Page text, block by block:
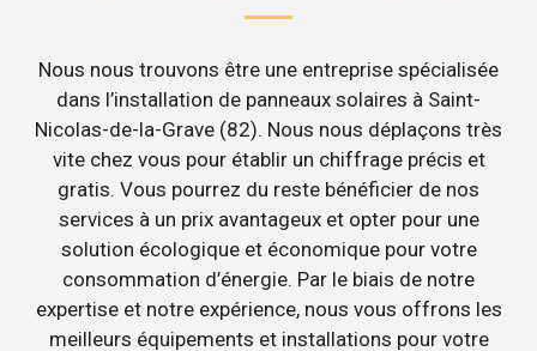
Nous nous trouvons être une entreprise spécialisée
dans l’installation de panneaux solaires à Saint-
Nicolas-de-la-Grave (82). Nous nous déplaçons très
vite chez vous pour établir un chiffrage précis et
gratis. Vous pourrez du reste bénéficier de nos
services à un prix avantageux et opter pour une
solution écologique et économique pour votre
consommation d’énergie. Par le biais de notre
expertise et notre expérience, nous vous offrons les
meilleurs équipements et installations pour votre